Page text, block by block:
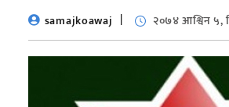
samajkoawaj २०७४ आश्विन ५,